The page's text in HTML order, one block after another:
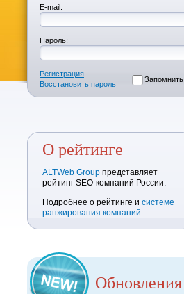
E-mail:
Пароль:
Регистрация
Восстановить пароль
Запомнить
О рейтинге
ALTWeb Group представляет
рейтинг SEO-компаний России.
Подробнее о рейтинге и системе
ранжирования компаний.
Обновления